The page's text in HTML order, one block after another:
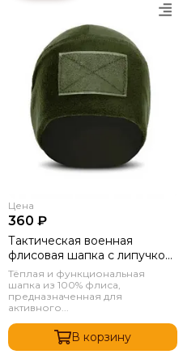
Цена
360 ₽
Тактическая военная
флисовая шапка с липучкой
Олива
Тёплая и функциональная
шапка из 100% флиса,
предназначенная для
активного...
В корзину